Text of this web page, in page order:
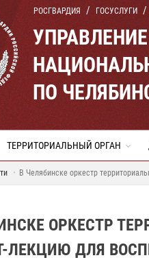
РОСГВАРДИЯ ГОСУСЛУГИ
ПО
ТЕРРИТОРИАЛЬНЫЙ ОРГАН
В Челябинске оркестр
ОРКЕСТР
ЛЕКЦИЮ ДЛЯ